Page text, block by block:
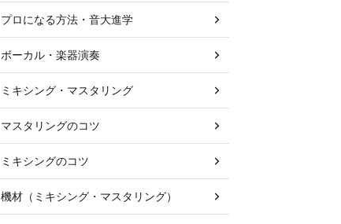
プロになる方法・音大進学
ボーカル・楽器演奏
ミキシング・マスタリング
マスタリングのコツ
ミキシングのコツ
機材（ミキシング・マスタリング）